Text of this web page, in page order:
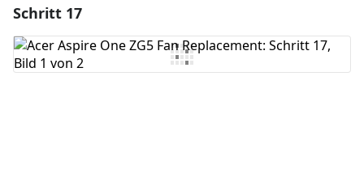
Kommentar hinzufügen
Schritt 17